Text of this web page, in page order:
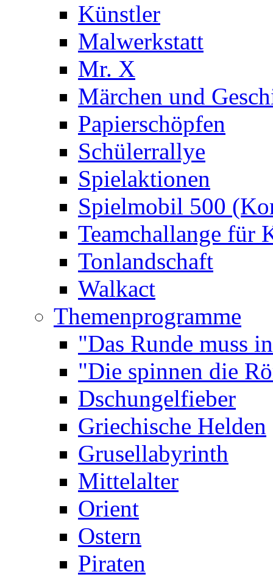
Künstler
Malwerkstatt
Mr. X
Märchen und
Papierschöpfen
Schülerrallye
Spielaktionen
Spielmobil 500
Teamchallange für
Tonlandschaft
Walkact
Themenprogramme
"Das Runde muss
"Die spinnen die
Dschungelfieber
Griechische Helden
Grusellabyrinth
Mittelalter
Orient
Ostern
Piraten